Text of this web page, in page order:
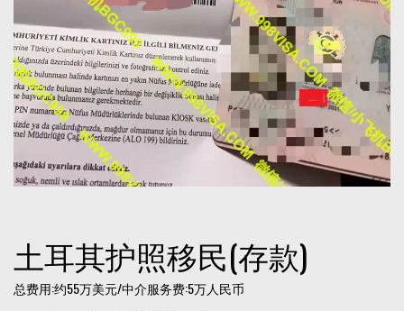
土耳其护照移民(存款)
总费用:约55万美元/中介服务费:5万人民币